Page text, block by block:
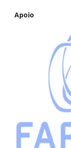
Apoio